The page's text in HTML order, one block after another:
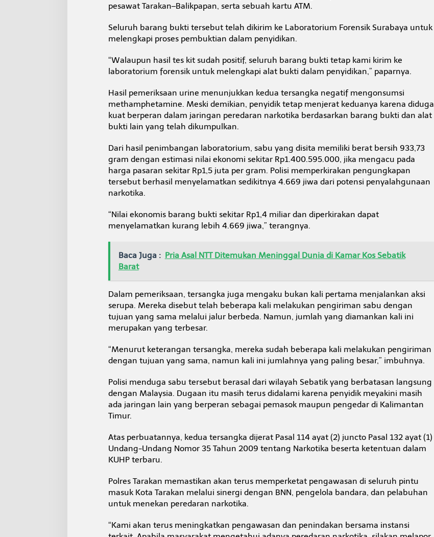
pesawat Tarakan–Balikpapan, serta sebuah kartu ATM.
Seluruh barang bukti tersebut telah dikirim ke Laboratorium Forensik Surabaya untuk
melengkapi proses pembuktian dalam penyidikan.
“Walaupun hasil tes kit sudah positif, seluruh barang bukti tetap kami kirim ke
laboratorium forensik untuk melengkapi alat bukti dalam penyidikan,” paparnya.
Hasil pemeriksaan urine menunjukkan kedua tersangka negatif mengonsumsi
methamphetamine. Meski demikian, penyidik tetap menjerat keduanya karena diduga
kuat berperan dalam jaringan peredaran narkotika berdasarkan barang bukti dan alat
bukti lain yang telah dikumpulkan.
Dari hasil penimbangan laboratorium, sabu yang disita memiliki berat bersih 933,73
gram dengan estimasi nilai ekonomi sekitar Rp1.400.595.000, jika mengacu pada
harga pasaran sekitar Rp1,5 juta per gram. Polisi memperkirakan pengungkapan
tersebut berhasil menyelamatkan sedikitnya 4.669 jiwa dari potensi penyalahgunaan
narkotika.
“Nilai ekonomis barang bukti sekitar Rp1,4 miliar dan diperkirakan dapat
menyelamatkan kurang lebih 4.669 jiwa,” terangnya.
Baca Juga : Pria Asal NTT Ditemukan Meninggal Dunia di Kamar Kos Sebatik
Barat
Dalam pemeriksaan, tersangka juga mengaku bukan kali pertama menjalankan aksi
serupa. Mereka disebut telah beberapa kali melakukan pengiriman sabu dengan
tujuan yang sama melalui jalur berbeda. Namun, jumlah yang diamankan kali ini
merupakan yang terbesar.
“Menurut keterangan tersangka, mereka sudah beberapa kali melakukan pengiriman
dengan tujuan yang sama, namun kali ini jumlahnya yang paling besar,” imbuhnya.
Polisi menduga sabu tersebut berasal dari wilayah Sebatik yang berbatasan langsung
dengan Malaysia. Dugaan itu masih terus didalami karena penyidik meyakini masih
ada jaringan lain yang berperan sebagai pemasok maupun pengedar di Kalimantan
Timur.
Atas perbuatannya, kedua tersangka dijerat Pasal 114 ayat (2) juncto Pasal 132 ayat (1)
Undang-Undang Nomor 35 Tahun 2009 tentang Narkotika beserta ketentuan dalam
KUHP terbaru.
Polres Tarakan memastikan akan terus memperketat pengawasan di seluruh pintu
masuk Kota Tarakan melalui sinergi dengan BNN, pengelola bandara, dan pelabuhan
untuk menekan peredaran narkotika.
“Kami akan terus meningkatkan pengawasan dan penindakan bersama instansi